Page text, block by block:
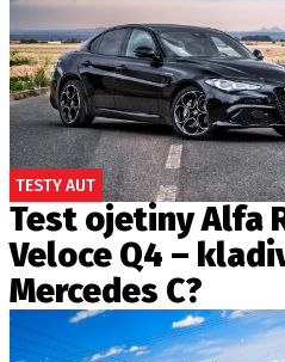
TESTY AUT
Test ojetiny Alfa
Veloce Q4 –
Mercedes C?